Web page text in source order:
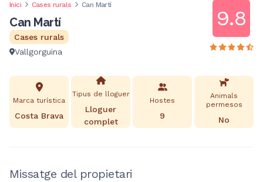
Inici Cases rurals Can Martí
Can Martí
Cases rurals
Vallgorguina
9.8
Marca turística
Costa Brava
Tipus de lloguer
Lloguer
complet
Hostes
9
Animals
permesos
No
Missatge del propietari